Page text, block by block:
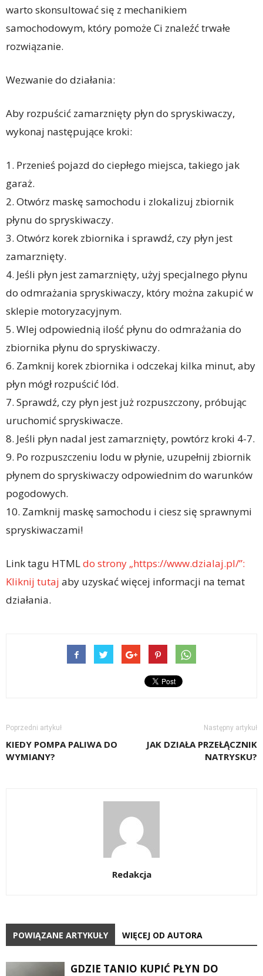
warto skonsultować się z mechanikiem
samochodowym, który pomoże Ci znaleźć trwałe
rozwiązanie.
Wezwanie do działania:
Aby rozpuścić zamarznięty płyn do spryskiwaczy,
wykonaj następujące kroki:
1. Przenieś pojazd do ciepłego miejsca, takiego jak
garaż.
2. Otwórz maskę samochodu i zlokalizuj zbiornik
płynu do spryskiwaczy.
3. Otwórz korek zbiornika i sprawdź, czy płyn jest
zamarznięty.
4. Jeśli płyn jest zamarznięty, użyj specjalnego płynu
do odmrażania spryskiwaczy, który można zakupić w
sklepie motoryzacyjnym.
5. Wlej odpowiednią ilość płynu do odmrażania do
zbiornika płynu do spryskiwaczy.
6. Zamknij korek zbiornika i odczekaj kilka minut, aby
płyn mógł rozpuścić lód.
7. Sprawdź, czy płyn jest już rozpuszczony, próbując
uruchomić spryskiwacze.
8. Jeśli płyn nadal jest zamarznięty, powtórz kroki 4-7.
9. Po rozpuszczeniu lodu w płynie, uzupełnij zbiornik
płynem do spryskiwaczy odpowiednim do warunków
pogodowych.
10. Zamknij maskę samochodu i ciesz się sprawnymi
spryskiwaczami!
Link tagu HTMLdo strony „https://www.dzialaj.pl/”:
Kliknij tutaj aby uzyskać więcej informacji na temat
działania.
Poprzedni artykuł
KIEDY POMPA PALIWA DO
WYMIANY?
Następny artykuł
JAK DZIAŁA PRZEŁĄCZNIK
NATRYSKU?
Redakcja
POWIĄZANE ARTYKUŁY WIĘCEJ OD AUTORA
GDZIE TANIO KUPIĆ PŁYN DO